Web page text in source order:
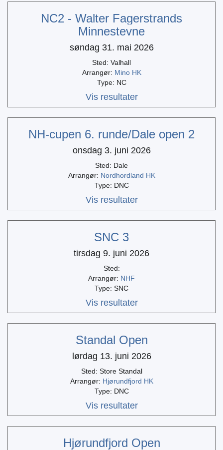
NC2 - Walter Fagerstrands
Minnestevne
søndag 31. mai 2026
Sted: Valhall
Arrangør: Mino HK
Type: NC
Vis resultater
NH-cupen 6. runde/Dale open 2
onsdag 3. juni 2026
Sted: Dale
Arrangør: Nordhordland HK
Type: DNC
Vis resultater
SNC 3
tirsdag 9. juni 2026
Sted:
Arrangør: NHF
Type: SNC
Vis resultater
Standal Open
lørdag 13. juni 2026
Sted: Store Standal
Arrangør: Hjørundfjord HK
Type: DNC
Vis resultater
Hjørundfjord Open